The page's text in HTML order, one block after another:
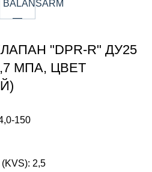
"DPR-R" ДУ25
МПА, ЦВЕТ
150
(KVS): 2,5